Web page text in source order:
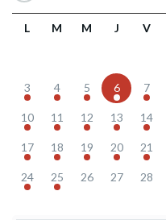
L M M J V
3 4 5 6 7
10 11 12 13 14
17 18 19 20 21
24 25 26 27 28